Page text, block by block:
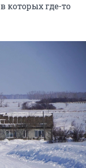
которых где-то